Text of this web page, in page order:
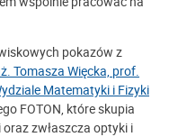
pokazów z
Tomasza Więcka, prof.
Matematyki i Fizyki
FOTON, które skupia
zwłaszcza optyki i